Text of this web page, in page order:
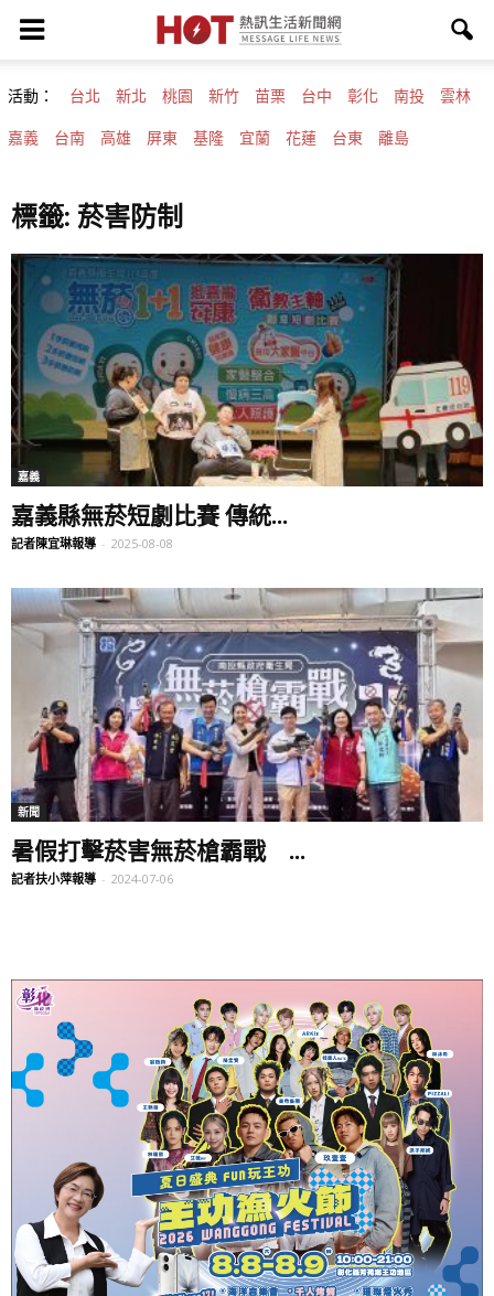
活動： 台北 新北 桃園 新竹 苗栗 台中 彰化 南投 雲林
嘉義 台南 高雄 屏東 基隆 宜蘭 花蓮 台東 離島
標籤: 菸害防制
嘉義
嘉義縣無菸短劇比賽 傳統...
記者陳宜琳報導 - 2025-08-08
新聞
暑假打擊菸害無菸槍霸戰 ...
記者扶小萍報導 - 2024-07-06